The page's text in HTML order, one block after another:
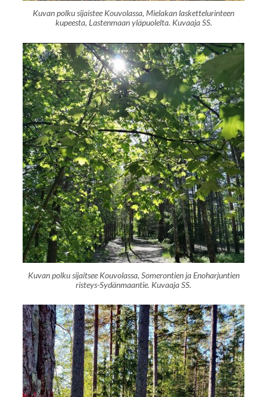
Kuvan polku sijaistee Kouvolassa, Mielakan laskettelurinteen
kupeesta, Lastenmaan yläpuolelta. Kuvaaja SS.
Kuvan polku sijaitsee Kouvolassa, Somerontien ja Enoharjuntien
risteys-Sydänmaantie. Kuvaaja SS.